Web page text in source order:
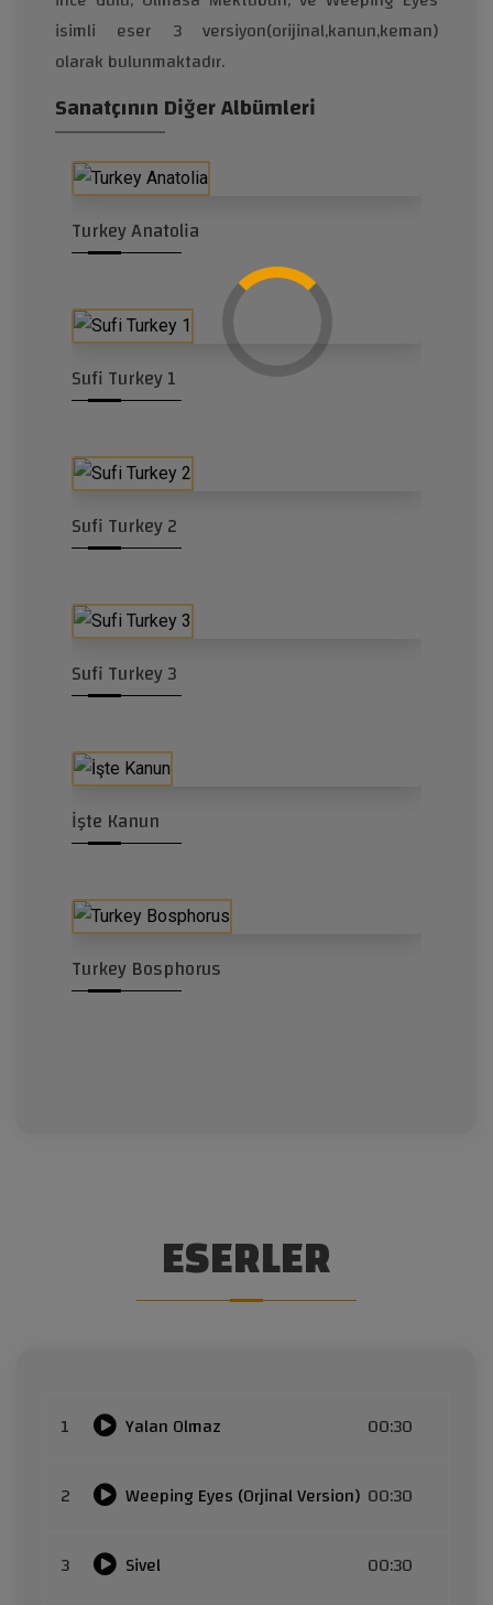
isimli eser 3 versiyon(orijinal,kanun,keman)
olarak bulunmaktadır.
Sanatçının Diğer Albümleri
Turkey Anatolia
Sufi Turkey 1
Sufi Turkey 2
Sufi Turkey 3
İşte Kanun
Turkey Bosphorus
ESERLER
1 Yalan Olmaz 00:30
2 Weeping Eyes (Orjinal Version) 00:30
3 Sivel 00:30